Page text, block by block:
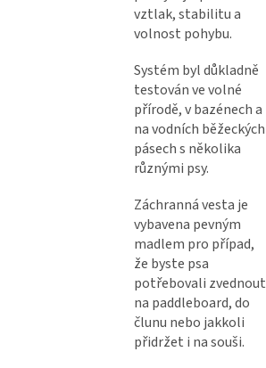
vztlak, stabilitu a
volnost pohybu.
Systém byl důkladně
testován ve volné
přírodě, v bazénech a
na vodních běžeckých
pásech s několika
různými psy.
Záchranná vesta je
vybavena pevným
madlem pro případ,
že byste psa
potřebovali zvednout
na paddleboard, do
člunu nebo jakkoli
přidržet i na souši.